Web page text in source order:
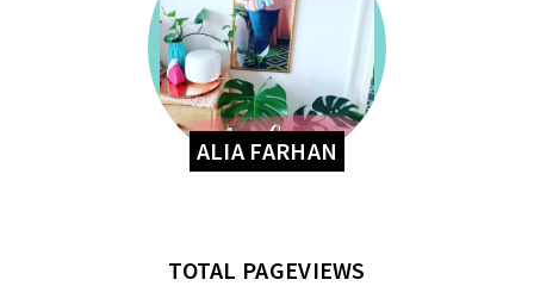
ALIA FARHAN
TOTAL PAGEVIEWS